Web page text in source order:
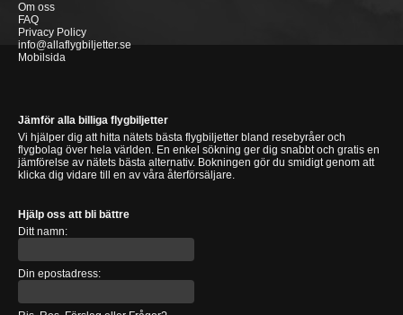
Om oss
FAQ
Privacy Policy
info@allaflygbiljetter.se
Mobilsida
Jämför alla billiga flygbiljetter
Vi hjälper dig att hitta nätets bästa flygbiljetter bland resebyråer och
flygbolag över hela världen. En enkel sökning ger dig snabbt och gratis en
jämförelse av nätets bästa alternativ. Bokningen gör du smidigt genom att
klicka dig vidare till en av våra återförsäljare.
Hjälp oss att bli bättre
Ditt namn:
Din epostadress: